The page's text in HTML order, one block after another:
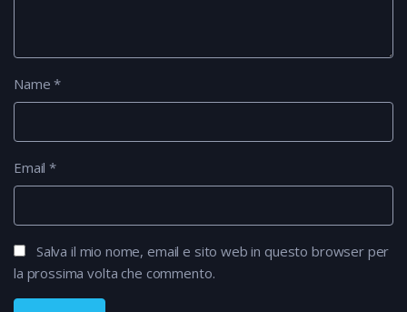
Name*
Email*
Salva il mio nome, email e sito web in questo browser per
la prossima volta che commento.